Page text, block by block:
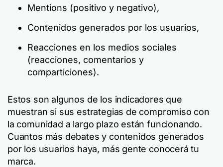
Mentions (positivo y negativo),
Contenidos generados por los usuarios,
Reacciones en los medios sociales
(reacciones, comentarios y
comparticiones).
Estos son algunos de los indicadores que
muestran si sus estrategias de compromiso con
la comunidad a largo plazo están funcionando.
Cuantos más debates y contenidos generados
por los usuarios haya, más gente conocerá tu
marca.